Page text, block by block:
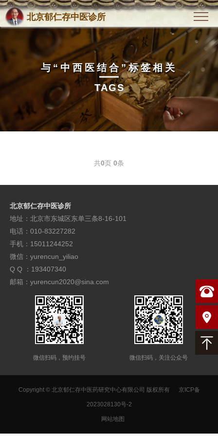
北京郁仁存中医诊所
与 “中西医结合”标签相关
TAGS
共0页 0条
北京郁仁存中医诊所
地址：北京市东城区东单三条8-16-101
电话：010-83227282
手机：15011244252
微信：yurencun_yiliao
Q Q ：193407340
邮箱：yurencun2020@sina.com
微信扫码，预约挂号 微信扫码，关注公众号
Copyright © 北京郁仁存中医药研究中心有限公司 版权所有 京ICP备
2023028130号-2
网站地图